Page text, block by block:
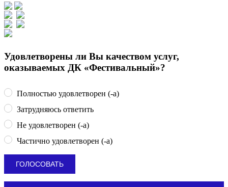
Удовлетворены ли Вы качеством услуг,
оказываемых ДК «Фестивальный»?
Полностью удовлетворен (-а)
Затрудняюсь ответить
Не удовлетворен (-а)
Частично удовлетворен (-а)